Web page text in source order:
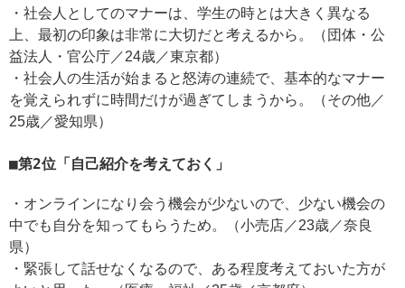
・社会人としてのマナーは、学生の時とは大きく異なる
上、最初の印象は非常に大切だと考えるから。（団体・公
益法人・官公庁／24歳／東京都）
・社会人の生活が始まると怒涛の連続で、基本的なマナー
を覚えられずに時間だけが過ぎてしまうから。（その他／
25歳／愛知県）
第2位「自己紹介を考えておく」
・オンラインになり会う機会が少ないので、少ない機会の
中でも自分を知ってもらうため。（小売店／23歳／奈良
県）
・緊張して話せなくなるので、ある程度考えておいた方が